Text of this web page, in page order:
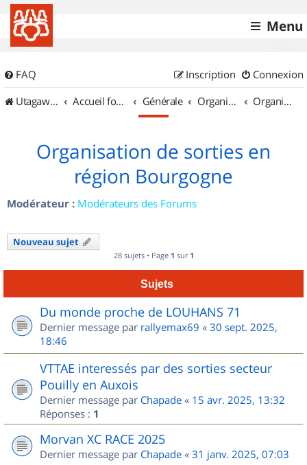
Menu
FAQ Connexion
Inscription
UtagawaVTT (Randos VTT et VTTAE avec traces GPS)
Accueil forum Générale Organisation de sorties & Recherche de partenaires Organisation de sorties en région Bourgogne
Organisation de sorties en
région Bourgogne
Modérateur : Modérateurs des Forums
Nouveau sujet
28 sujets • Page 1 sur 1
Sujets
Du monde proche de LOUHANS 71
Dernier message par rallyemax69 « 30 sept. 2025,
18:46
VTTAE interessés par des sorties secteur
Pouilly en Auxois
Dernier message par Chapade « 15 avr. 2025, 13:32
Réponses : 1
Morvan XC RACE 2025
Dernier message par Chapade « 31 janv. 2025, 07:03